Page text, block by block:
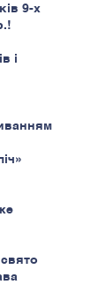
9-х
і